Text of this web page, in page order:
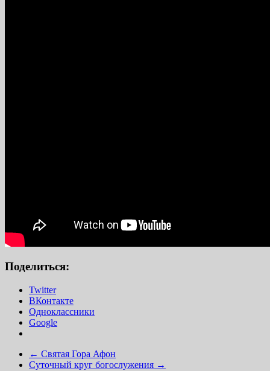
Поделиться:
Twitter
ВКонтакте
Одноклассники
Google
← Святая Гора Афон
Суточный круг богослужения →